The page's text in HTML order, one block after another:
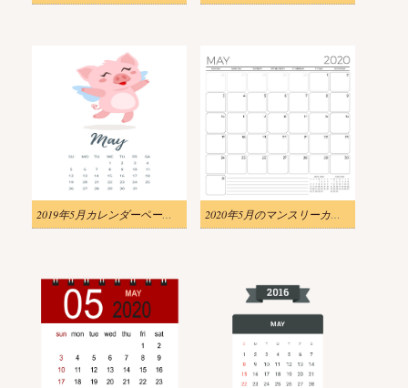
2019年5月カレンダーページpngのイラスト 2020年5月のマンスリーカレンダープランナーテンプレートpngのイラスト